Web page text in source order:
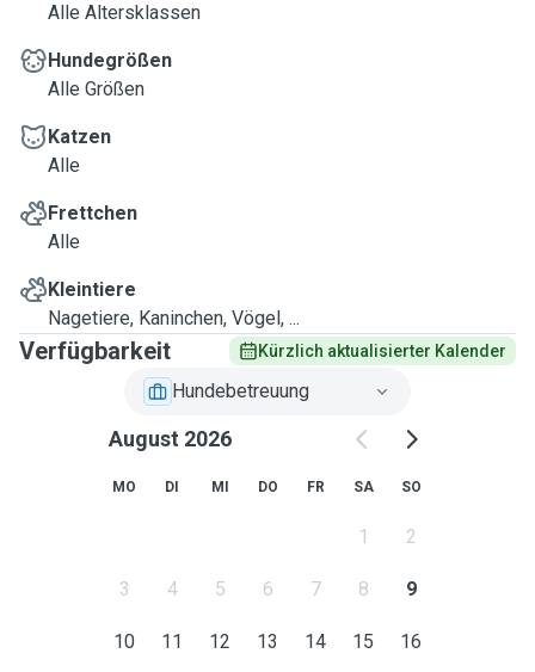
Alle Altersklassen
Hundegrößen
Alle Größen
Katzen
Alle
Frettchen
Alle
Kleintiere
Nagetiere, Kaninchen, Vögel, ...
Verfügbarkeit Kürzlich aktualisierter Kalender
Hundebetreuung
August 2026
MO DI MI DO FR SA SO
1 2
3 4 5 6 7 8 9
10 11 12 13 14 15 16